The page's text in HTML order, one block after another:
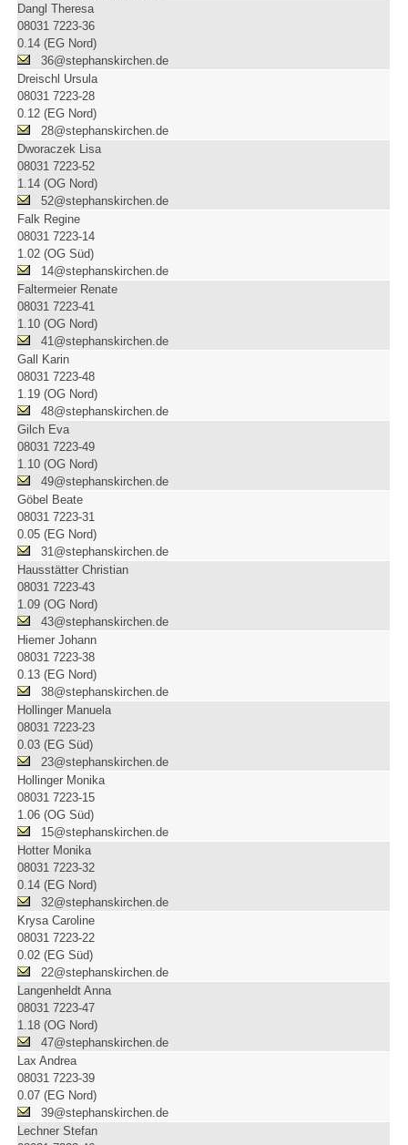
Dangl Theresa
08031 7223-36
0.14 (EG Nord)
36@stephanskirchen.de
Dreischl Ursula
08031 7223-28
0.12 (EG Nord)
28@stephanskirchen.de
Dworaczek Lisa
08031 7223-52
1.14 (OG Nord)
52@stephanskirchen.de
Falk Regine
08031 7223-14
1.02 (OG Süd)
14@stephanskirchen.de
Faltermeier Renate
08031 7223-41
1.10 (OG Nord)
41@stephanskirchen.de
Gall Karin
08031 7223-48
1.19 (OG Nord)
48@stephanskirchen.de
Gilch Eva
08031 7223-49
1.10 (OG Nord)
49@stephanskirchen.de
Göbel Beate
08031 7223-31
0.05 (EG Nord)
31@stephanskirchen.de
Hausstätter Christian
08031 7223-43
1.09 (OG Nord)
43@stephanskirchen.de
Hiemer Johann
08031 7223-38
0.13 (EG Nord)
38@stephanskirchen.de
Hollinger Manuela
08031 7223-23
0.03 (EG Süd)
23@stephanskirchen.de
Hollinger Monika
08031 7223-15
1.06 (OG Süd)
15@stephanskirchen.de
Hotter Monika
08031 7223-32
0.14 (EG Nord)
32@stephanskirchen.de
Krysa Caroline
08031 7223-22
0.02 (EG Süd)
22@stephanskirchen.de
Langenheldt Anna
08031 7223-47
1.18 (OG Nord)
47@stephanskirchen.de
Lax Andrea
08031 7223-39
0.07 (EG Nord)
39@stephanskirchen.de
Lechner Stefan